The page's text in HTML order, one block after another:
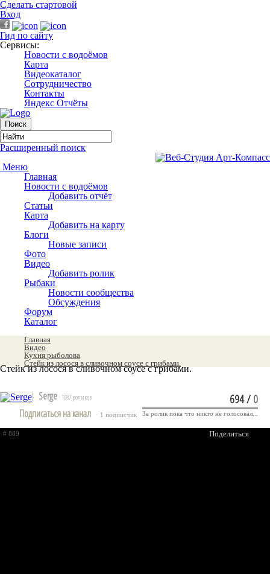
Сделать стартовой
Вход
Гид по сайту
Сервисы:
Новости с водоёмов
Карта
Видеокаталог
Сотрудничество
Контакты
Яндекс Отчёты
Расширенный поиск
Меню
Главная
Новости с водоёмов
Добавить отчёт
Статьи
Карта
Добавить на карту
Блоги
Новые записи
Фото
Видео
Добавить ролик
Рыбаки
Новости сообщества
Обсуждения
Форум
Каталог
Главная
Видео
Кухня рыболова
Стейк из лосося в сливочном соусе с грибами.
Стейк из лосося в сливочном соусе с грибами.
Serge · 1087 роликов
Подписаться на канал · 1 подписчик
# 889 Поделиться
694/0
За ролик пока что никто не голосовал...